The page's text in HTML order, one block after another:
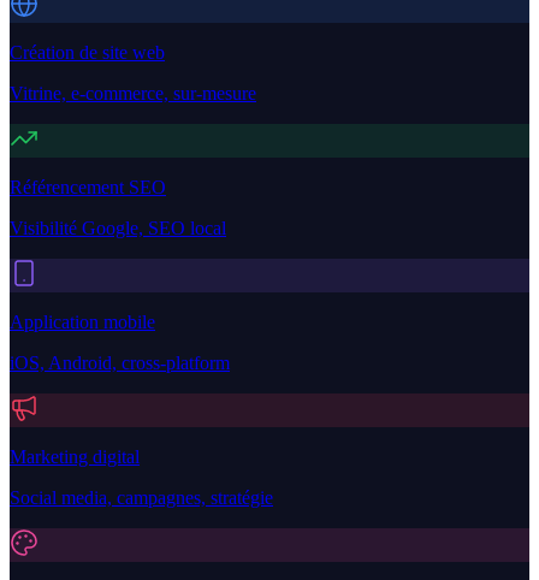
Création de site web
Vitrine, e-commerce, sur-mesure
Référencement SEO
Visibilité Google, SEO local
Application mobile
iOS, Android, cross-platform
Marketing digital
Social media, campagnes, stratégie